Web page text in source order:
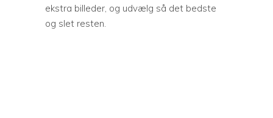
ekstra billeder, og udvælg så det bedste
og slet resten.